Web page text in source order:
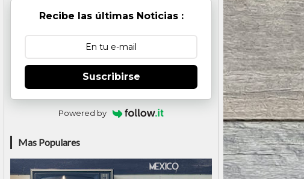
Recibe las últimas Noticias :
Suscribirse
Powered by
Mas Populares